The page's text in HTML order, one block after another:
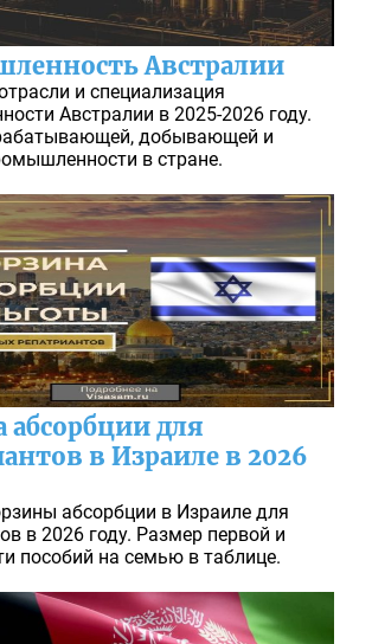
Австралии
и специализация
Австралии в 2025-2026 году.
добывающей и
в стране.
абсорбции для
в Израиле в 2026
абсорбции в Израиле для
в 2026 году. Размер первой и
пособий на семью в таблице.